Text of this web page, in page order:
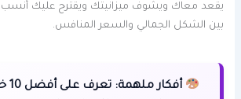
يقعد معاك ويشوف ميزانيتك ويقترح عليك أنسب
بين الشكل الجمالي والسعر المنافس.
أفكار ملهمة: